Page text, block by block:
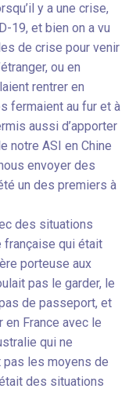
y a une crise,
19, et bien on a vu
de crise pour venir
ou en
rentrer en
fermaient au fur et à
aussi d’apporter
notre ASI en Chine
envoyer des
un des premiers à
des situations
française qui était
porteuse aux
pas le garder, le
de passeport, et
France avec le
qui ne
pas les moyens de
des situations